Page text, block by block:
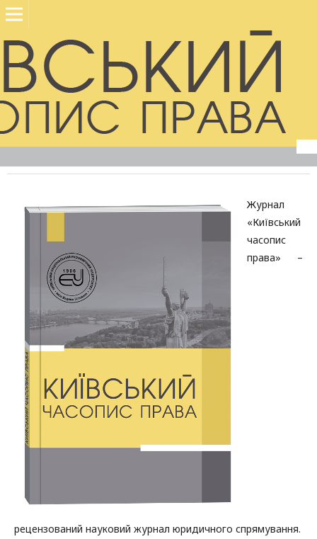
Журнал
«Київський
часопис
права» –
рецензований науковий журнал юридичного спрямування.